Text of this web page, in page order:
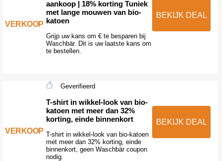
VERKOOP
aankoop | 18% korting Tuniek
met lange mouwen van bio-
katoen
Grijp uw kans om € te besparen bij
Waschbär. Dit is uw laatste kans om
te bestellen.
BEKIJK DEAL
VERKOOP
Geverifieerd
T-shirt in wikkel-look van bio-
katoen met meer dan 32%
korting, einde binnenkort
T-shirt in wikkel-look van bio-katoen
met meer dan 32% korting, einde
binnenkort, geen Waschbär coupon
nodig.
BEKIJK DEAL